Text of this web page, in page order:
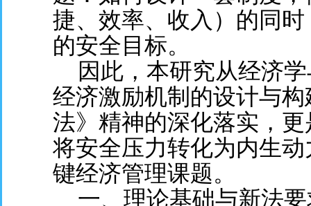
捷、效率、收入）的同
的安全目标。
因此，本研究从经济学
经济激励机制的设计与
法》精神的深化落实，
将安全压力转化为内生
键经济管理课题。
一、理论基础与新法要